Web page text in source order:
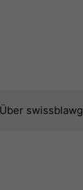
Über swissblawg